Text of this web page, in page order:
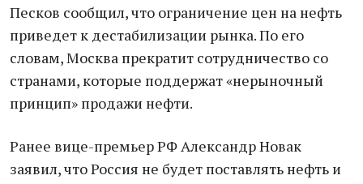
Песков сообщил, что ограничение цен на нефть
приведет к дестабилизации рынка. По его
словам, Москва прекратит сотрудничество со
странами, которые поддержат «нерыночный
принцип» продажи нефти.
Ранее вице-премьер РФ Александр Новак
заявил, что Россия не будет поставлять нефть и